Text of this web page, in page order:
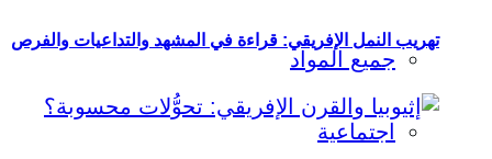
جميع المواد
اجتماعية
تهريب النمل الإفريقي: قراءة في المشهد والتداعيات والفرص